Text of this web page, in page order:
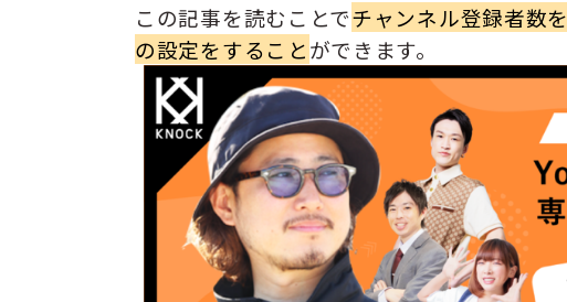
この記事を読むことでチャンネル登録者数
の設定をすることができます。